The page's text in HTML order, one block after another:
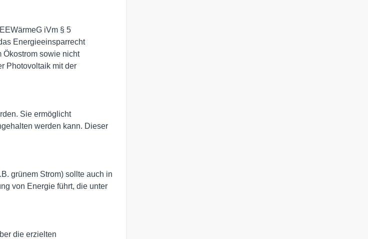
iVm § 5
Energieeinsparrecht
Ökostrom sowie nicht
Photovoltaik mit der
Sie ermöglicht
werden kann. Dieser
grünem Strom) sollte auch in
von Energie führt, die unter
die erzielten